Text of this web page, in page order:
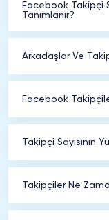
Facebook Takipçi
Tanımlanır?
Arkadaşlar Ve
Facebook
Takipçi Sayısının
Takipçiler Ne